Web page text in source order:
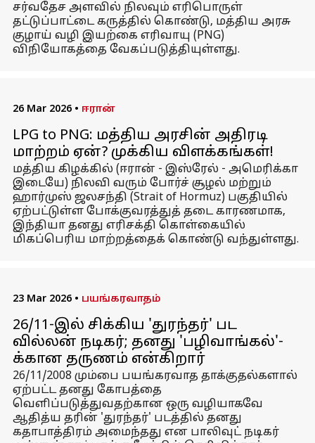
சர்வதேச அளவில் நிலவும் எரிபொருள்
தட்டுப்பாட்டை கருத்தில் கொண்டு, மத்திய அரசு
குழாய் வழி இயற்கை எரிவாயு (PNG)
விநியோகத்தை வேகப்படுத்தியுள்ளது.
26 Mar 2026 • ஈரான்
LPG to PNG: மத்திய அரசின் அதிரடி
மாற்றம் ஏன்? முக்கிய விளக்கங்கள்!
மத்திய கிழக்கில் (ஈரான் - இஸ்ரேல் - அமெரிக்கா
இடையே) நிலவி வரும் போர்ச் சூழல் மற்றும்
ஹார்முஸ் ஜலசந்தி (Strait of Hormuz) பகுதியில்
ஏற்பட்டுள்ள போக்குவரத்துத் தடை காரணமாக,
இந்தியா தனது எரிசக்தி கொள்கையில்
மிகப்பெரிய மாற்றத்தைக் கொண்டு வந்துள்ளது.
23 Mar 2026 • பயங்கரவாதம்
26/11-இல் சிக்கிய 'துரந்தர்' பட
வில்லன் நடிகர்; தனது 'பழிவாங்கல்'-
க்கான தருணம் என்கிறார்
26/11/2008 மும்பை பயங்கரவாத தாக்குதல்களால்
ஏற்பட்ட தனது கோபத்தை
வெளிப்படுத்துவதற்கான ஒரு வழியாகவே
ஆதித்ய தரின் 'துரந்தர்' படத்தில் தனது
கதாபாத்திரம் அமைந்தது என பாலிவுட் நடிகர்